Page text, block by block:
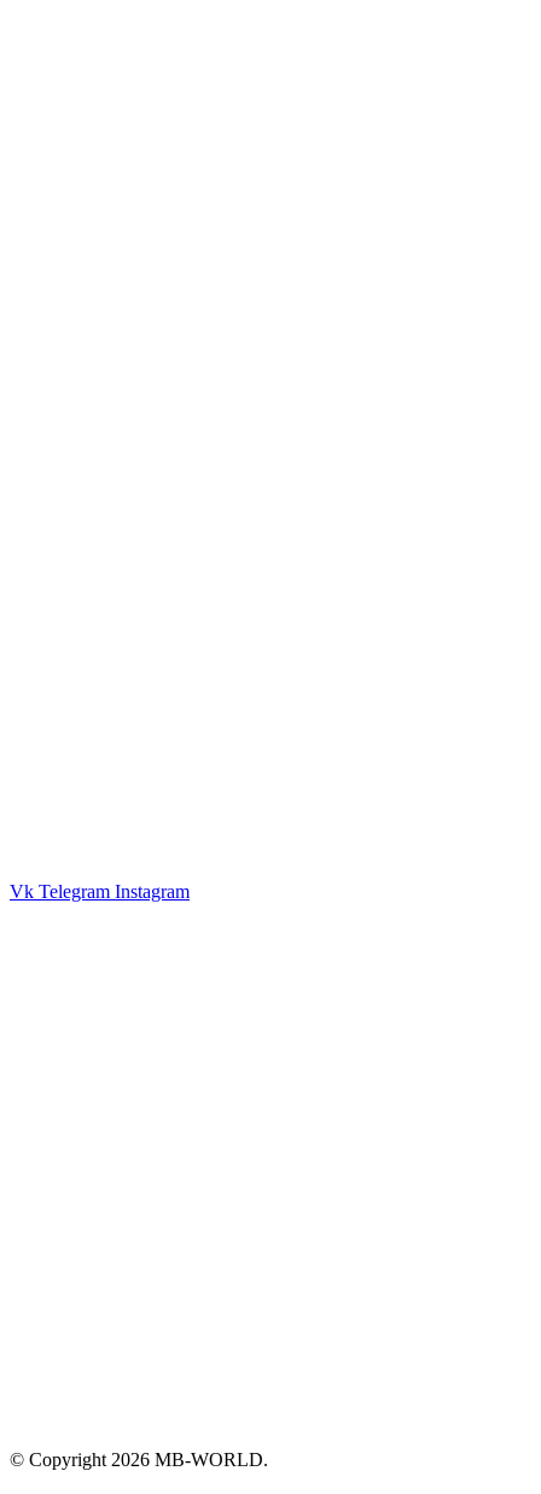
Vk Telegram Instagram
© Copyright 2026 MB-WORLD.